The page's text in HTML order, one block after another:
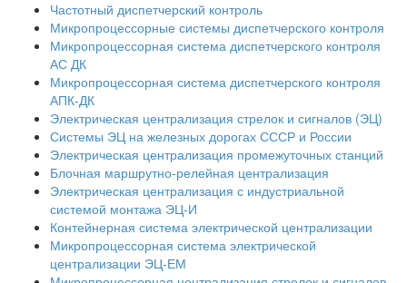
Частотный диспетчерский контроль
Микропроцессорные системы диспетчерского контроля
Микропроцессорная система диспетчерского контроля
АС ДК
Микропроцессорная система диспетчерского контроля
АПК-ДК
Электрическая централизация стрелок и сигналов (ЭЦ)
Системы ЭЦ на железных дорогах СССР и России
Электрическая централизация промежуточных станций
Блочная маршрутно-релейная централизация
Электрическая централизация с индустриальной
системой монтажа ЭЦ-И
Контейнерная система электрической централизации
Микропроцессорная система электрической
централизации ЭЦ-ЕМ